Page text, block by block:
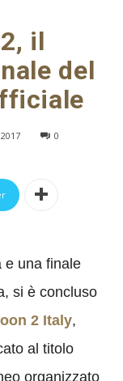
il
del
0
e una finale
si è concluso
2 Italy,
al titolo
organizzato